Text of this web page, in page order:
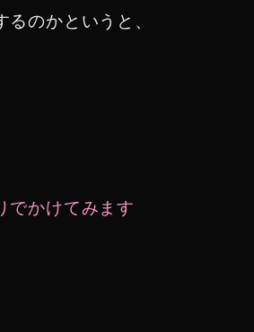
のかというと、
でかけてみます